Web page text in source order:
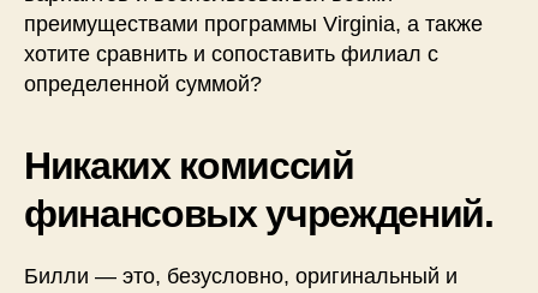
преимуществами программы Virginia, а также
хотите сравнить и сопоставить филиал с
определенной суммой?
Никаких комиссий
финансовых учреждений.
Билли — это, безусловно, оригинальный и